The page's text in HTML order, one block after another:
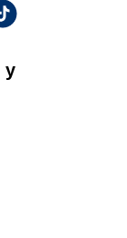
y